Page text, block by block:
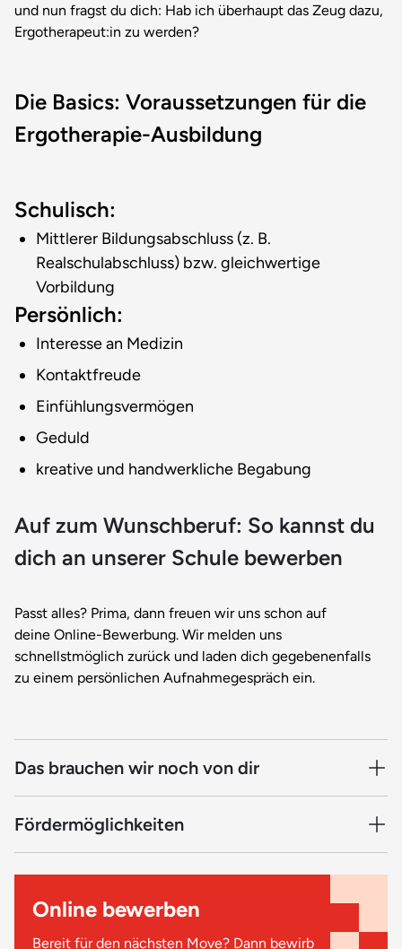
und nun fragst du dich: Hab ich überhaupt das Zeug dazu,
Ergotherapeut:in zu werden?
Die Basics: Voraussetzungen für die
Ergotherapie-Ausbildung
Schulisch:
Mittlerer Bildungsabschluss (z. B.
Realschulabschluss) bzw. gleichwertige
Vorbildung
Persönlich:
Interesse an Medizin
Kontaktfreude
Einfühlungsvermögen
Geduld
kreative und handwerkliche Begabung
Auf zum Wunschberuf: So kannst du
dich an unserer Schule bewerben
Passt alles? Prima, dann freuen wir uns schon auf
deine Online-Bewerbung. Wir melden uns
schnellstmöglich zurück und laden dich gegebenenfalls
zu einem persönlichen Aufnahmegespräch ein.
Das brauchen wir noch von dir
bearbeitet werden kann, müssen noch ein paar Unterlagen
zu uns. Dazu gehören:
Tabellarischer Lebenslauf
Kopie deines Schulabschlusszeugnisses (oder deines
Fördermöglichkeiten
Arbeitsagentur fördern lassen. Auch Schüler-BAföG oder
Online bewerben
Bereit für den nächsten Move? Dann bewirb